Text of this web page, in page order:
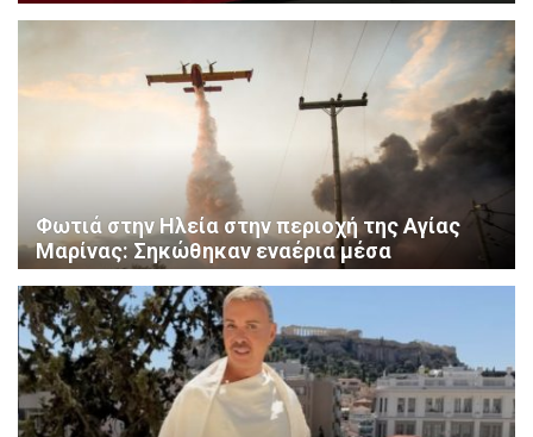
Φωτιά στην Ηλεία στην περιοχή της Αγίας
Μαρίνας: Σηκώθηκαν εναέρια μέσα